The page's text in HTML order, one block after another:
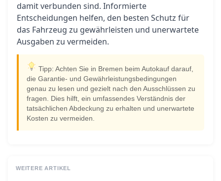
damit verbunden sind. Informierte
Entscheidungen helfen, den besten Schutz für
das Fahrzeug zu gewährleisten und unerwartete
Ausgaben zu vermeiden.
Tipp: Achten Sie in Bremen beim Autokauf darauf,
die Garantie- und Gewährleistungsbedingungen
genau zu lesen und gezielt nach den Ausschlüssen zu
fragen. Dies hilft, ein umfassendes Verständnis der
tatsächlichen Abdeckung zu erhalten und unerwartete
Kosten zu vermeiden.
WEITERE ARTIKEL